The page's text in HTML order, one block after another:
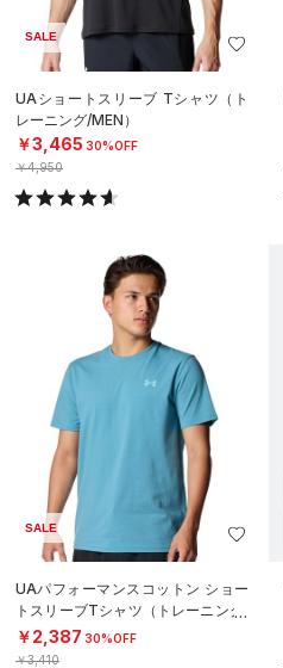
SALE
UAショートスリーブ Tシャツ（ト
レーニング/MEN）
￥3,465 30%OFF
￥4,950
SALE
UAパフォーマンスコットン ショー
トスリーブTシャツ（トレーニング/
MEN）
￥2,387 30%OFF
￥3,410